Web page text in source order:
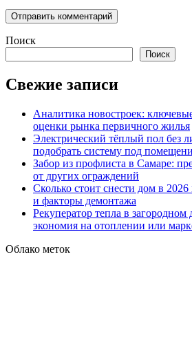
Поиск
Поиск
Свежие записи
Аналитика новостроек:
оценки рынка первичного жилья
Электрический тёплый пол без
подобрать систему под
Забор из профлиста в Самаре:
от других ограждений
Сколько стоит снести дом в
и факторы демонтажа
Рекуператор тепла в загородном
экономия на отоплении или
Облако меток